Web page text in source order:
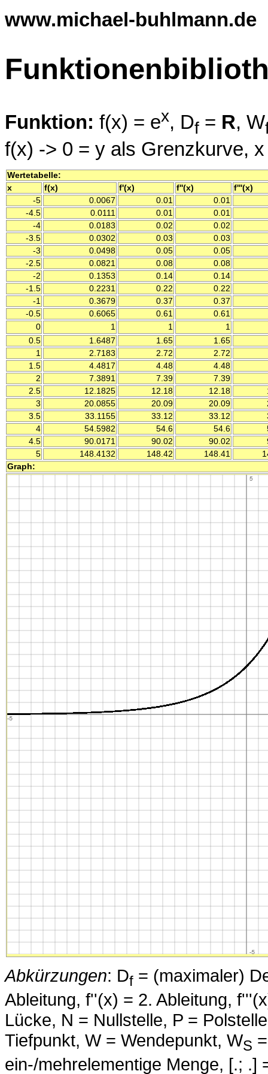
www.michael-buhlmann.de
Funktion: f(x) = ex, Df = R, W
f(x) -> 0 = y als Grenzkurve,
Wertetabelle:
x
f(x) f'(x) f''(x)
f'''(x)
-5
0.0067 0.01
0.01
-4.5
0.0111 0.01
0.01
-4
0.0183 0.02
0.02
-3.5
0.0302 0.03
0.03
-3
0.0498 0.05
0.05
-2.5
0.0821 0.08
0.08
-2
0.1353 0.14
0.14
-1.5
0.2231 0.22
0.22
-1
0.3679 0.37
0.37
-0.5
0.6065 0.61
0.61
0
1 1
1
0.5
1.6487 1.65
1.65
1
2.7183 2.72
2.72
1.5
4.4817 4.48
4.48
2
7.3891 7.39
7.39
2.5
12.1825 12.18 12.18
3
20.0855 20.09 20.09
3.5
33.1155 33.12 33.12
4
54.5982 54.6 54.6
4.5
90.0171 90.02 90.02
5
148.4132 148.42 148.41
Graph:
Abkürzungen: Df = (maximaler)
Ableitung, f''(x) = 2. Ableitung,
Lücke, N = Nullstelle, P =
Tiefpunkt, W = Wendepunkt, WS
ein-/mehrelementige Menge, [.;